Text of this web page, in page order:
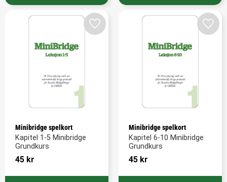
Minibridge spelkort
Kapitel 1-5 Minibridge
Grundkurs
45 kr
Add to favorites
Minibridge spelkort
Kapitel 6-10 Minibridge
Grundkurs
45 kr
Add